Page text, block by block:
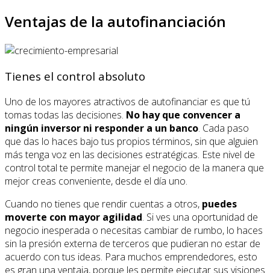
Ventajas de la autofinanciación
Tienes el control absoluto
Uno de los mayores atractivos de autofinanciar es que tú
tomas todas las decisiones. No hay que convencer a
ningún inversor ni responder a un banco. Cada paso
que das lo haces bajo tus propios términos, sin que alguien
más tenga voz en las decisiones estratégicas. Este nivel de
control total te permite manejar el negocio de la manera que
mejor creas conveniente, desde el día uno.
Cuando no tienes que rendir cuentas a otros, puedes
moverte con mayor agilidad. Si ves una oportunidad de
negocio inesperada o necesitas cambiar de rumbo, lo haces
sin la presión externa de terceros que pudieran no estar de
acuerdo con tus ideas. Para muchos emprendedores, esto
es gran una ventaja, porque les permite ejecutar sus visiones